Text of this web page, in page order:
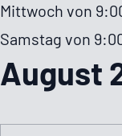
Mittwoch von
Samstag von
August